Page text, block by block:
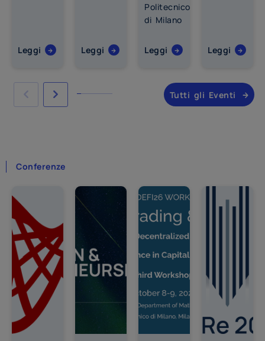
Leggi Leggi
Politecnico
di Milano
Leggi Leggi
Tutti gli Eventi
Conferenze
Impostazioni privacy
Questo sito utilizza cookie tecnici necessari e,
previo consenso, Google Analytics 4 per statistiche
aggregate sull'utilizzo del sito. Cookie Policy